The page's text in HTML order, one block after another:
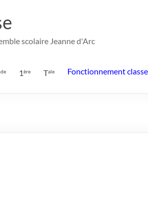
scolaire Jeanne d'Arc
1ère Tale Fonctionnement classe